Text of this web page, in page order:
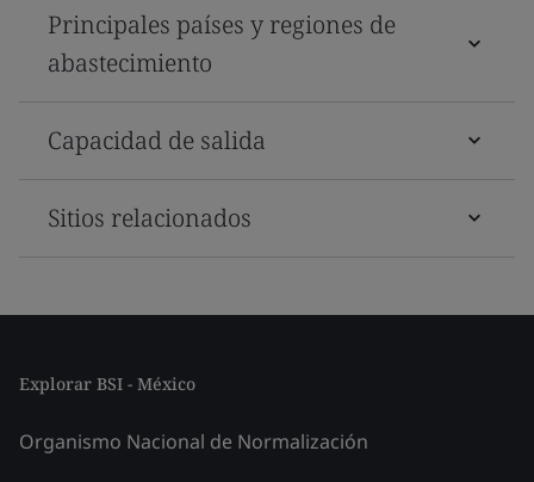
Principales países y regiones de
abastecimiento
Capacidad de salida
Sitios relacionados
Explorar BSI - México
Organismo Nacional de Normalización